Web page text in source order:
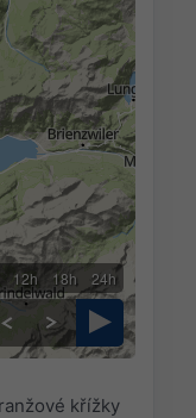
12h 18h 24h
křížky